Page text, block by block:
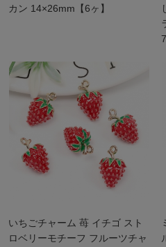
カン 14×26mm【6ヶ】
いちごチャーム 苺 イチゴ スト
ロベリーモチーフ フルーツチャ